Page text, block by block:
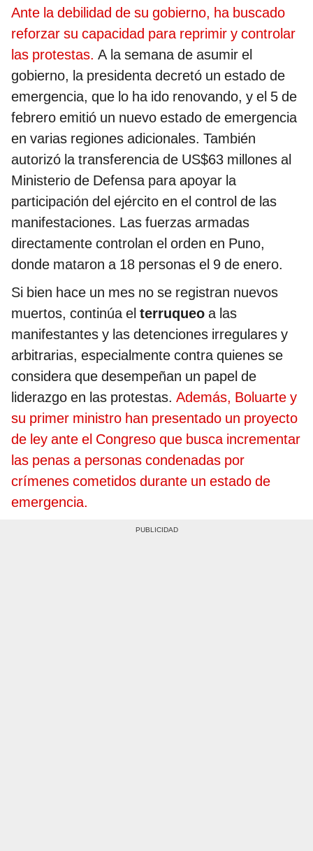
Ante la debilidad de su gobierno, ha buscado
reforzar su capacidad para reprimir y controlar
las protestas. A la semana de asumir el
gobierno, la presidenta decretó un estado de
emergencia, que lo ha ido renovando, y el 5 de
febrero emitió un nuevo estado de emergencia
en varias regiones adicionales. También
autorizó la transferencia de US$63 millones al
Ministerio de Defensa para apoyar la
participación del ejército en el control de las
manifestaciones. Las fuerzas armadas
directamente controlan el orden en Puno,
donde mataron a 18 personas el 9 de enero.
Si bien hace un mes no se registran nuevos
muertos, continúa el terruqueo a las
manifestantes y las detenciones irregulares y
arbitrarias, especialmente contra quienes se
considera que desempeñan un papel de
liderazgo en las protestas. Además, Boluarte y
su primer ministro han presentado un proyecto
de ley ante el Congreso que busca incrementar
las penas a personas condenadas por
crímenes cometidos durante un estado de
emergencia.